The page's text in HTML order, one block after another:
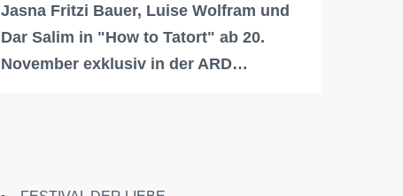
Jasna Fritzi Bauer, Luise Wolfram und
Dar Salim in "How to Tatort" ab 20.
November exklusiv in der ARD…